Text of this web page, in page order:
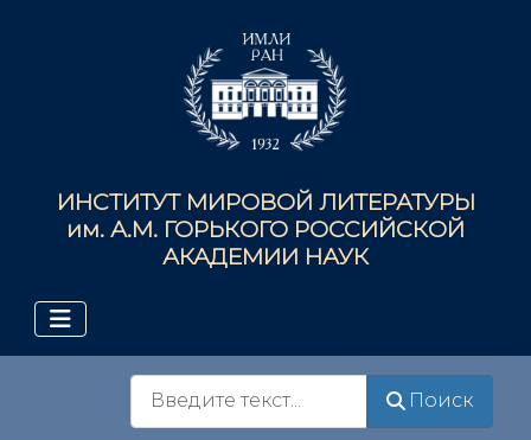
ИНСТИТУТ МИРОВОЙ ЛИТЕРАТУРЫ
им. А.М. ГОРЬКОГО РОССИЙСКОЙ
АКАДЕМИИ НАУК
Поиск